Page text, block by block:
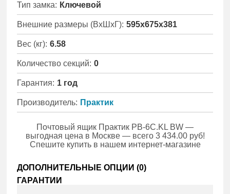
Тип замка: Ключевой
Внешние размеры (ВхШхГ): 595x675x381
Вес (кг): 6.58
Количество секций: 0
Гарантия: 1 год
Производитель: Практик
Почтовый ящик Практик PB-6C.KL BW —
выгодная цена в Москве — всего 3 434.00 руб!
Спешите купить в нашем интернет-магазине
ДОПОЛНИТЕЛЬНЫЕ ОПЦИИ (0)
ГАРАНТИИ